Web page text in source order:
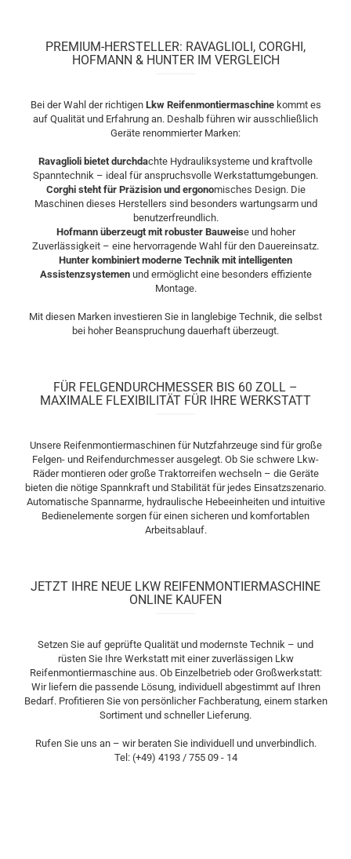
PREMIUM-HERSTELLER: RAVAGLIOLI, CORGHI,
HOFMANN & HUNTER IM VERGLEICH
Bei der Wahl der richtigen Lkw Reifenmontiermaschine kommt es
auf Qualität und Erfahrung an. Deshalb führen wir ausschließlich
Geräte renommierter Marken:
Ravaglioli bietet durchdachte Hydrauliksysteme und kraftvolle
Spanntechnik – ideal für anspruchsvolle Werkstattumgebungen.
Corghi steht für Präzision und ergonomisches Design. Die
Maschinen dieses Herstellers sind besonders wartungsarm und
benutzerfreundlich.
Hofmann überzeugt mit robuster Bauweise und hoher
Zuverlässigkeit – eine hervorragende Wahl für den Dauereinsatz.
Hunter kombiniert moderne Technik mit intelligenten
Assistenzsystemenund ermöglicht eine besonders effiziente
Montage.
Mit diesen Marken investieren Sie in langlebige Technik, die selbst
bei hoher Beanspruchung dauerhaft überzeugt.
FÜR FELGENDURCHMESSER BIS 60 ZOLL –
MAXIMALE FLEXIBILITÄT FÜR IHRE WERKSTATT
Unsere Reifenmontiermaschinen für Nutzfahrzeuge sind für große
Felgen- und Reifendurchmesser ausgelegt. Ob Sie schwere Lkw-
Räder montieren oder große Traktorreifen wechseln – die Geräte
bieten die nötige Spannkraft und Stabilität für jedes Einsatzszenario.
Automatische Spannarme, hydraulische Hebeeinheiten und intuitive
Bedienelemente sorgen für einen sicheren und komfortablen
Arbeitsablauf.
JETZT IHRE NEUE LKW REIFENMONTIERMASCHINE
ONLINE KAUFEN
Setzen Sie auf geprüfte Qualität und modernste Technik – und
rüsten Sie Ihre Werkstatt mit einer zuverlässigen Lkw
Reifenmontiermaschine aus. Ob Einzelbetrieb oder Großwerkstatt:
Wir liefern die passende Lösung, individuell abgestimmt auf Ihren
Bedarf. Profitieren Sie von persönlicher Fachberatung, einem starken
Sortiment und schneller Lieferung.
Rufen Sie uns an – wir beraten Sie individuell und unverbindlich.
Tel: (+49) 4193 / 755 09 - 14